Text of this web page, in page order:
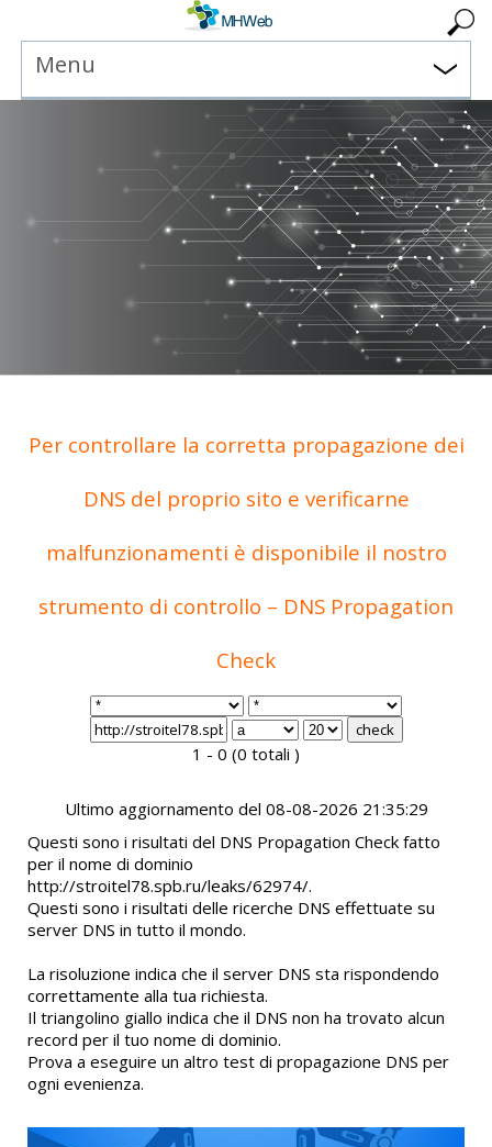
Menu
Per controllare la corretta propagazione dei
DNS del proprio sito e verificarne
malfunzionamenti è disponibile il nostro
strumento di controllo – DNS Propagation
Check
1 - 0 (0 totali )
Ultimo aggiornamento del 08-08-2026 21:35:29
Questi sono i risultati del DNS Propagation Check fatto
per il nome di dominio
http://stroitel78.spb.ru/leaks/62974/.
Questi sono i risultati delle ricerche DNS effettuate su
server DNS in tutto il mondo.
La risoluzione indica che il server DNS sta rispondendo
correttamente alla tua richiesta.
Il triangolino giallo indica che il DNS non ha trovato alcun
record per il tuo nome di dominio.
Prova a eseguire un altro test di propagazione DNS per
ogni evenienza.